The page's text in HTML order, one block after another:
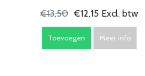
€13,50 €12,15 Excl. btw
Toevoegen Meer info